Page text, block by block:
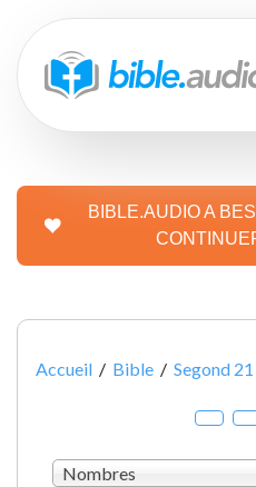
BIBLE.AUDIO A
Accueil / Bible / Segond 21
Nombres